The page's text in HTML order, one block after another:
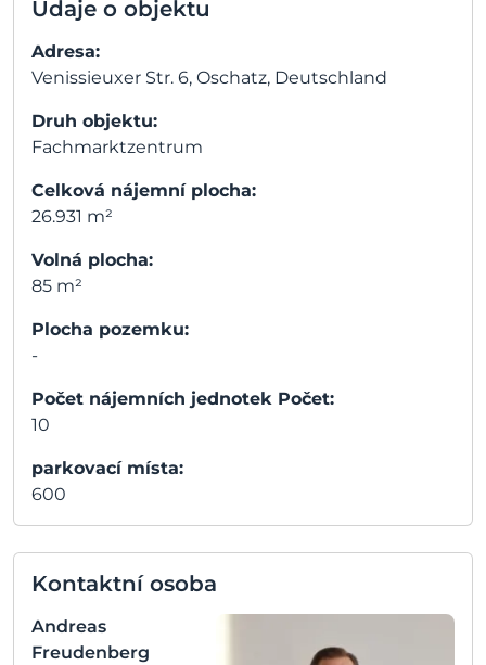
Údaje o objektu
Adresa:
Venissieuxer Str. 6, Oschatz, Deutschland
Druh objektu:
Fachmarktzentrum
Celková nájemní plocha:
26.931 m²
Volná plocha:
85 m²
Plocha pozemku:
-
Počet nájemních jednotek Počet:
10
parkovací místa:
600
Kontaktní osoba
Andreas
Freudenberg